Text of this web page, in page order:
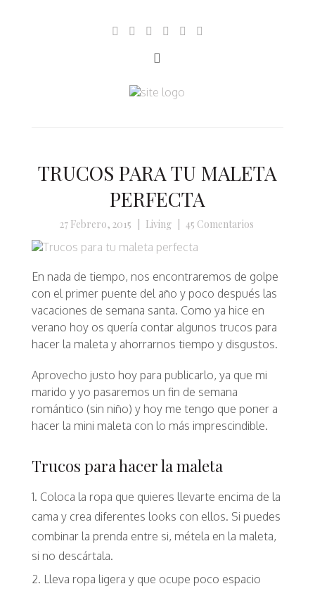
TRUCOS PARA TU MALETA
PERFECTA
27 Febrero, 2015 Living 45 Comentarios
En nada de tiempo, nos encontraremos de golpe
con el primer puente del año y poco después las
vacaciones de semana santa. Como ya hice en
verano hoy os quería contar algunos trucos para
hacer la maleta y ahorrarnos tiempo y disgustos.
Aprovecho justo hoy para publicarlo, ya que mi
marido y yo pasaremos un fin de semana
romántico (sin niño) y hoy me tengo que poner a
hacer la mini maleta con lo más imprescindible.
Trucos para hacer la maleta
Coloca la ropa que quieres llevarte encima de la
cama y crea diferentes looks con ellos. Si puedes
combinar la prenda entre si, métela en la maleta,
si no descártala.
Lleva ropa ligera y que ocupe poco espacio